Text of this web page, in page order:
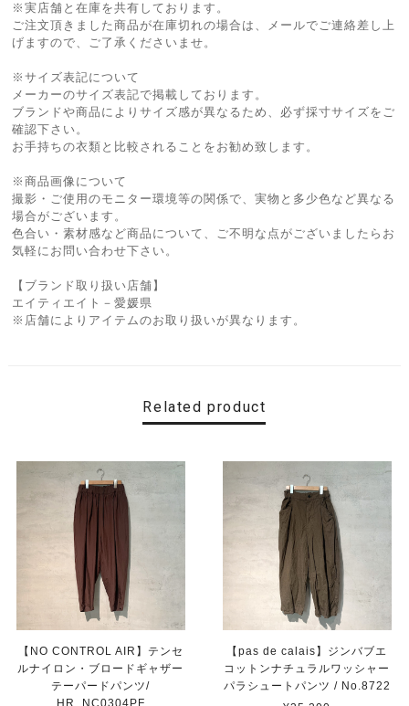
※実店舗と在庫を共有しております。
ご注文頂きました商品が在庫切れの場合は、メールでご連絡差し上
げますので、ご了承くださいませ。
※サイズ表記について
メーカーのサイズ表記で掲載しております。
ブランドや商品によりサイズ感が異なるため、必ず採寸サイズをご
確認下さい。
お手持ちの衣類と比較されることをお勧め致します。
※商品画像について
撮影・ご使用のモニター環境等の関係で、実物と多少色など異なる
場合がございます。
色合い・素材感など商品について、ご不明な点がございましたらお
気軽にお問い合わせ下さい。
【ブランド取り扱い店舗】
エイティエイト－愛媛県
※店舗によりアイテムのお取り扱いが異なります。
Related product
【NO CONTROL AIR】テンセ
ルナイロン・ブロードギャザー
テーパードパンツ/
【pas de calais】ジンバブエ
コットンナチュラルワッシャー
パラシュートパンツ / No.8722